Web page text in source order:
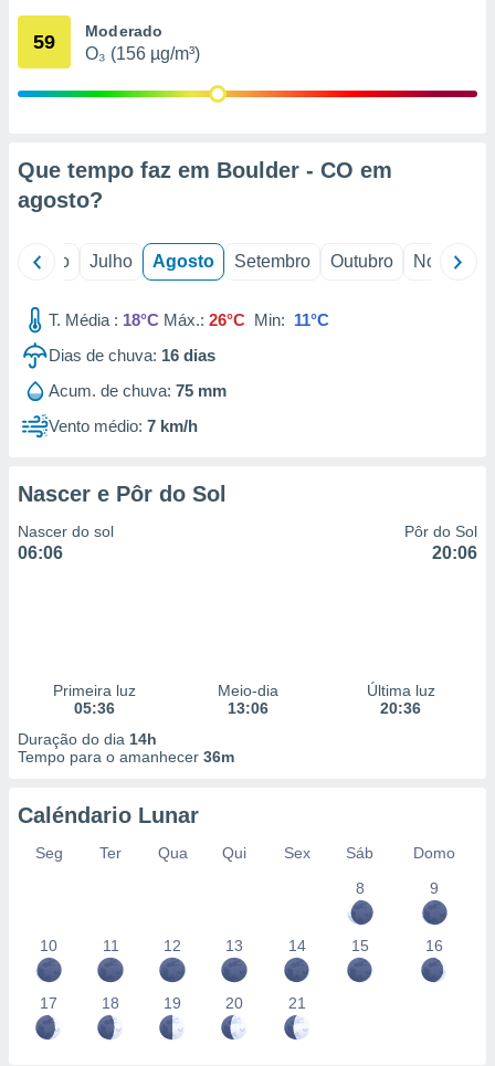
através
1199
59 Moderado
O₃ (156 µg/m³)
Que tempo faz em Boulder - CO em
agosto?
Junho Julho Agosto Setembro Outubro Novembro
T. Média : 18°C Máx.: 26°C Min: 11°C
Dias de chuva: 16 dias
Acum. de chuva: 75 mm
Vento médio: 7 km/h
Nascer e Pôr do Sol
Nascer do sol
06:06
Pôr do Sol
20:06
Primeira luz
05:36
Meio-dia
13:06
Última luz
20:36
Duração do dia 14h
Tempo para o amanhecer 36m
Caléndario Lunar
Seg Ter Qua Qui Sex Sáb
Domo
8
9
10 11 12 13 14 15 16
17 18 19 20 21